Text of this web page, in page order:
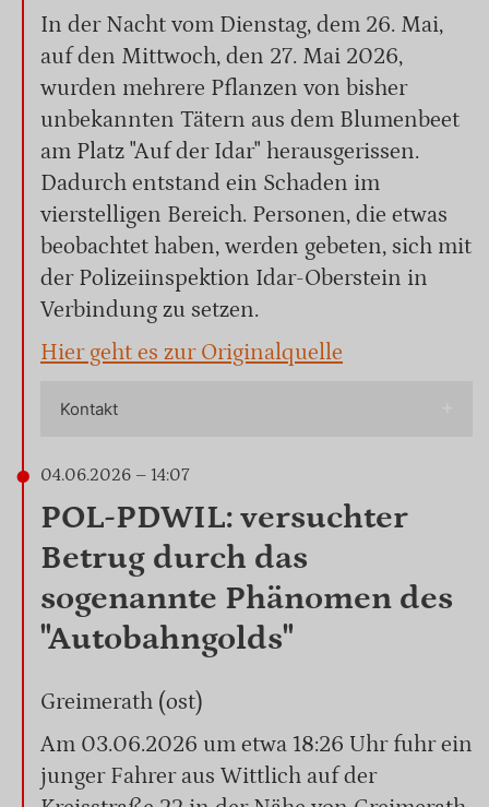
In der Nacht vom Dienstag, dem 26. Mai,
auf den Mittwoch, den 27. Mai 2026,
wurden mehrere Pflanzen von bisher
unbekannten Tätern aus dem Blumenbeet
am Platz "Auf der Idar" herausgerissen.
Dadurch entstand ein Schaden im
vierstelligen Bereich. Personen, die etwas
beobachtet haben, werden gebeten, sich mit
der Polizeiinspektion Idar-Oberstein in
Verbindung zu setzen.
Hier geht es zur Originalquelle
Kontakt
04.06.2026 – 14:07
POL-PDWIL: versuchter
Betrug durch das
sogenannte Phänomen des
"Autobahngolds"
Greimerath (ost)
Am 03.06.2026 um etwa 18:26 Uhr fuhr ein
junger Fahrer aus Wittlich auf der